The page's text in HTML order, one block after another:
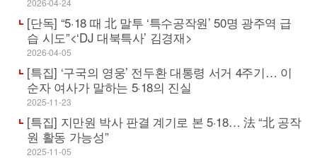
[단독] “5·18 때 北 말투 ‘특수공작원’ 50명 광주역 급
습 시도”<‘DJ 대북특사’ 김경재>
2026-04-05
[특집] ‘구국의 영웅’ 전두환 대통령 서거 4주기… 이
순자 여사가 말하는 5·18의 진실
2025-11-23
[특집] 지만원 박사 판결 계기로 본 5·18… 法 “北 공작
원 활동 가능성”
2025-11-05